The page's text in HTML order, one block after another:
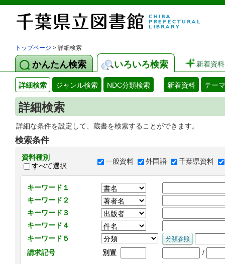
トップページ > 詳細検索
かんたん検索 いろいろ検索 新着資料
詳細検索 ジャンル検索 NDC分類検索 新着資料 テー
詳細検索
詳細な条件を設定して、蔵書を検索することができます。
検索条件
資料種別
すべて選択
一般資料 外国語 千葉県資料
キーワード１
キーワード２
キーワード３
キーワード４
キーワード５
請求記号
別置 /